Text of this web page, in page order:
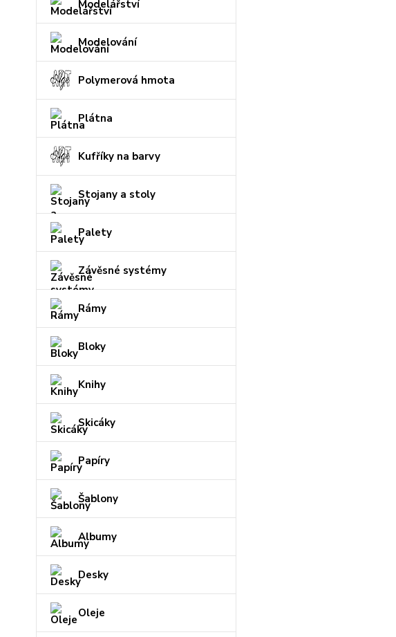
Modelářství
Modelování
Polymerová hmota
Plátna
Kufříky na barvy
Stojany a stoly
Palety
Závěsné systémy
Rámy
Bloky
Knihy
Skicáky
Papíry
Šablony
Albumy
Desky
Oleje